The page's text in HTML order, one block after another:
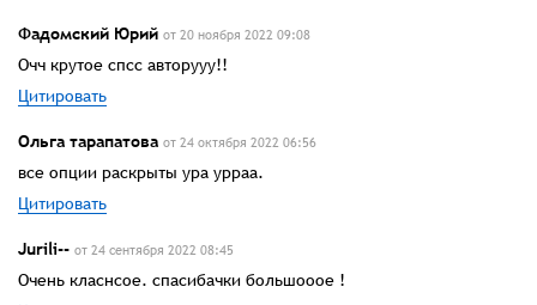
Фадомский Юрий от 20 ноября 2022 09:08
Очч крутое спсс авторууу!!
Цитировать
Ольга тарапатова от 24 октября 2022 06:56
все опции раскрыты ура урраа.
Цитировать
Jurili-- от 24 сентября 2022 08:45
Очень класнсое. спасибачки большооое !